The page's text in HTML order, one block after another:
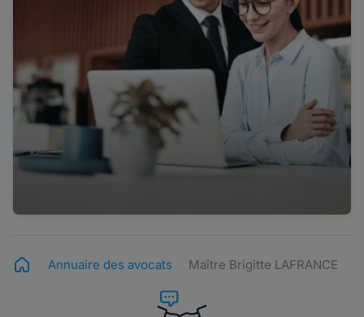
Annuaire des avocats Maître Brigitte LAFRANCE